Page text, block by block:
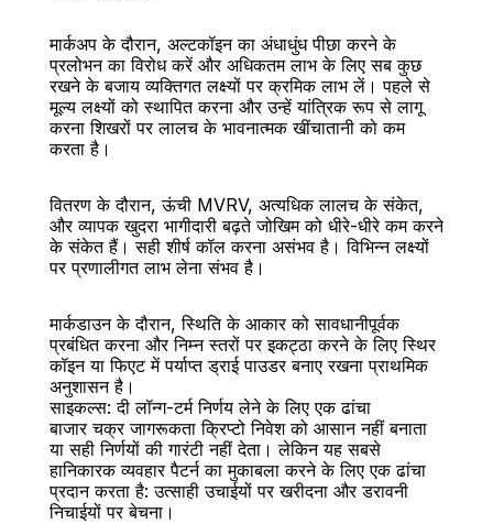
मार्कअप के दौरान, अल्टकॉइन का अंधाधुंध पीछा करने के
प्रलोभन का विरोध करें और अधिकतम लाभ के लिए सब कुछ
रखने के बजाय व्यक्तिगत लक्ष्यों पर क्रमिक लाभ लें। पहले से
मूल्य लक्ष्यों को स्थापित करना और उन्हें यांत्रिक रूप से लागू
करना शिखरों पर लालच के भावनात्मक खींचातानी को कम
करता है।
वितरण के दौरान, ऊंची MVRV, अत्यधिक लालच के संकेत,
और व्यापक खुदरा भागीदारी बढ़ते जोखिम को धीरे-धीरे कम करने
के संकेत हैं। सही शीर्ष कॉल करना असंभव है। विभिन्न लक्ष्यों
पर प्रणालीगत लाभ लेना संभव है।
मार्कडाउन के दौरान, स्थिति के आकार को सावधानीपूर्वक
प्रबंधित करना और निम्न स्तरों पर इकट्ठा करने के लिए स्थिर
कॉइन या फिएट में पर्याप्त ड्राई पाउडर बनाए रखना प्राथमिक
अनुशासन है।
साइकल्स: दी लॉन्ग-टर्म निर्णय लेने के लिए एक ढांचा
बाजार चक्र जागरूकता क्रिप्टो निवेश को आसान नहीं बनाता
या सही निर्णयों की गारंटी नहीं देता। लेकिन यह सबसे
हानिकारक व्यवहार पैटर्न का मुकाबला करने के लिए एक ढांचा
प्रदान करता है: उत्साही उचाईयों पर खरीदना और डरावनी
निचाईयों पर बेचना।